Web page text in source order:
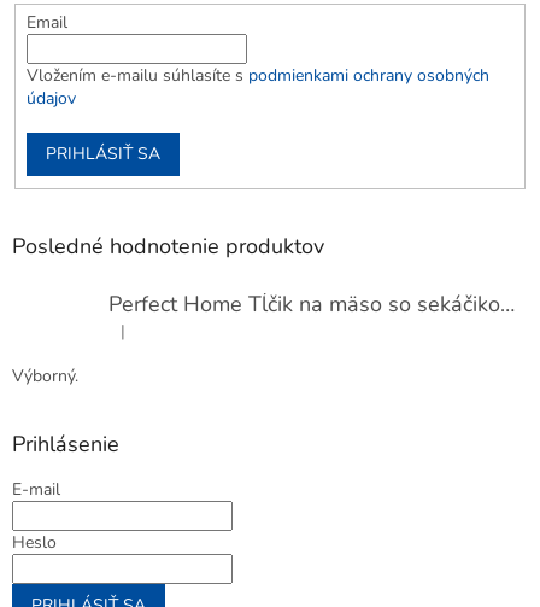
Email
Vložením e-mailu súhlasíte s podmienkami ochrany osobných
údajov
PRIHLÁSIŤ SA
Posledné hodnotenie produktov
Perfect Home Tĺčik na mäso so sekáčikom, 56893
Hodnotenie produktu je 5 z 5 hviezdičiek.
|
Výborný.
Prihlásenie
E-mail
Heslo